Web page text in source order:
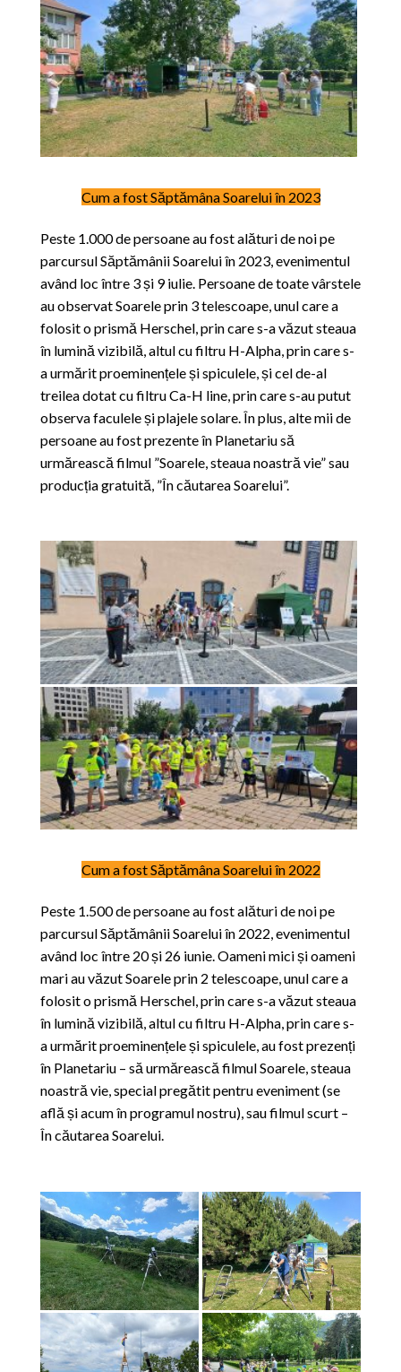
Cum a fost Săptămâna Soarelui în 2023
Peste 1.000 de persoane au fost alături de noi pe
parcursul Săptămânii Soarelui în 2023, evenimentul
având loc între 3 și 9 iulie. Persoane de toate vârstele
au observat Soarele prin 3 telescoape, unul care a
folosit o prismă Herschel, prin care s-a văzut steaua
în lumină vizibilă, altul cu filtru H-Alpha, prin care s-
a urmărit proeminențele și spiculele, și cel de-al
treilea dotat cu filtru Ca-H line, prin care s-au putut
observa faculele și plajele solare. În plus, alte mii de
persoane au fost prezente în Planetariu să
urmărească filmul ”Soarele, steaua noastră vie” sau
producția gratuită, ”În căutarea Soarelui”.
Cum a fost Săptămâna Soarelui în 2022
Peste 1.500 de persoane au fost alături de noi pe
parcursul Săptămânii Soarelui în 2022, evenimentul
având loc între 20 și 26 iunie. Oameni mici și oameni
mari au văzut Soarele prin 2 telescoape, unul care a
folosit o prismă Herschel, prin care s-a văzut steaua
în lumină vizibilă, altul cu filtru H-Alpha, prin care s-
a urmărit proeminențele și spiculele, au fost prezenți
în Planetariu – să urmărească filmul Soarele, steaua
noastră vie, special pregătit pentru eveniment (se
află și acum în programul nostru), sau filmul scurt –
În căutarea Soarelui.